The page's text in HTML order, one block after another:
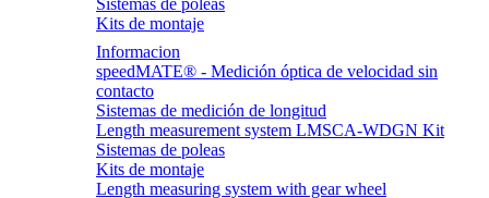
Sistemas de poleas
Kits de montaje
Informacion
speedMATE® - Medición óptica de velocidad sin
contacto
Sistemas de medición de longitud
Length measurement system LMSCA-WDGN Kit
Sistemas de poleas
Kits de montaje
Length measuring system with gear wheel